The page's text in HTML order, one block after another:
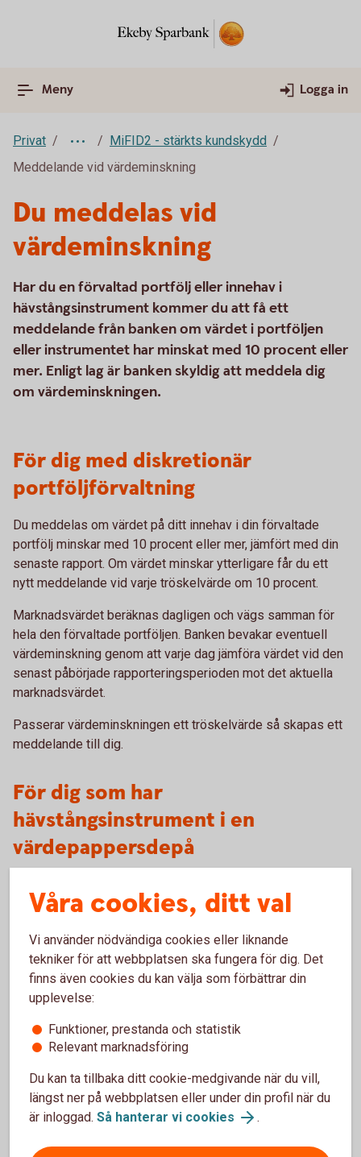
Meny Logga in
Privat
MiFID2 - stärkts kundskydd
Meddelande vid värdeminskning
Du meddelas vid
värdeminskning
Har du en förvaltad portfölj eller innehav i
hävstångsinstrument kommer du att få ett
meddelande från banken om värdet i portföljen
eller instrumentet har minskat med 10 procent eller
mer. Enligt lag är banken skyldig att meddela dig
om värdeminskningen.
För dig med diskretionär
portföljförvaltning
Du meddelas om värdet på ditt innehav i din förvaltade
portfölj minskar med 10 procent eller mer, jämfört med din
senaste rapport. Om värdet minskar ytterligare får du ett
nytt meddelande vid varje tröskelvärde om 10 procent.
Marknadsvärdet beräknas dagligen och vägs samman för
hela den förvaltade portföljen. Banken bevakar eventuell
värdeminskning genom att varje dag jämföra värdet vid den
senast påbörjade rapporteringsperioden mot det aktuella
marknadsvärdet.
Passerar värdeminskningen ett tröskelvärde så skapas ett
meddelande till dig.
För dig som har
hävstångsinstrument i en
värdepappersdepå
på ditt innehav i ett eller flera hävstångsinstrument, till
med anskaffningsvärdet. Om innehaven minskar ytterligare
får du ett nytt meddelande vid varje tröskelvärde om 10
procent.
den 31 december 2017 eller ett senare marknadsvärde. Att
anskaffningsvärdet saknas kan bero på att innehavet
flyttats från en depå i annan bank.
Du kan själv ändra ditt anskaffningsvärde i internetbanken.
Våra cookies, ditt val
Vi använder nödvändiga cookies eller liknande
tekniker för att webbplatsen ska fungera för dig. Det
finns även cookies du kan välja som förbättrar din
upplevelse:
Funktioner, prestanda och statistik
Relevant marknadsföring
Du kan ta tillbaka ditt cookie-medgivande när du vill,
längst ner på webbplatsen eller under din profil när du
är inloggad. Så hanterar vi cookies .